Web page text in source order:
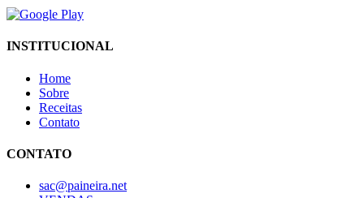
INSTITUCIONAL
Home
Sobre
Receitas
Contato
CONTATO
sac@paineira.net